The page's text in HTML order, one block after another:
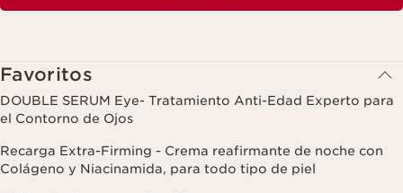
Favoritos
DOUBLE SERUM Eye- Tratamiento Anti-Edad Experto para
el Contorno de Ojos
Recarga Extra-Firming - Crema reafirmante de noche con
Colágeno y Niacinamida, para todo tipo de piel